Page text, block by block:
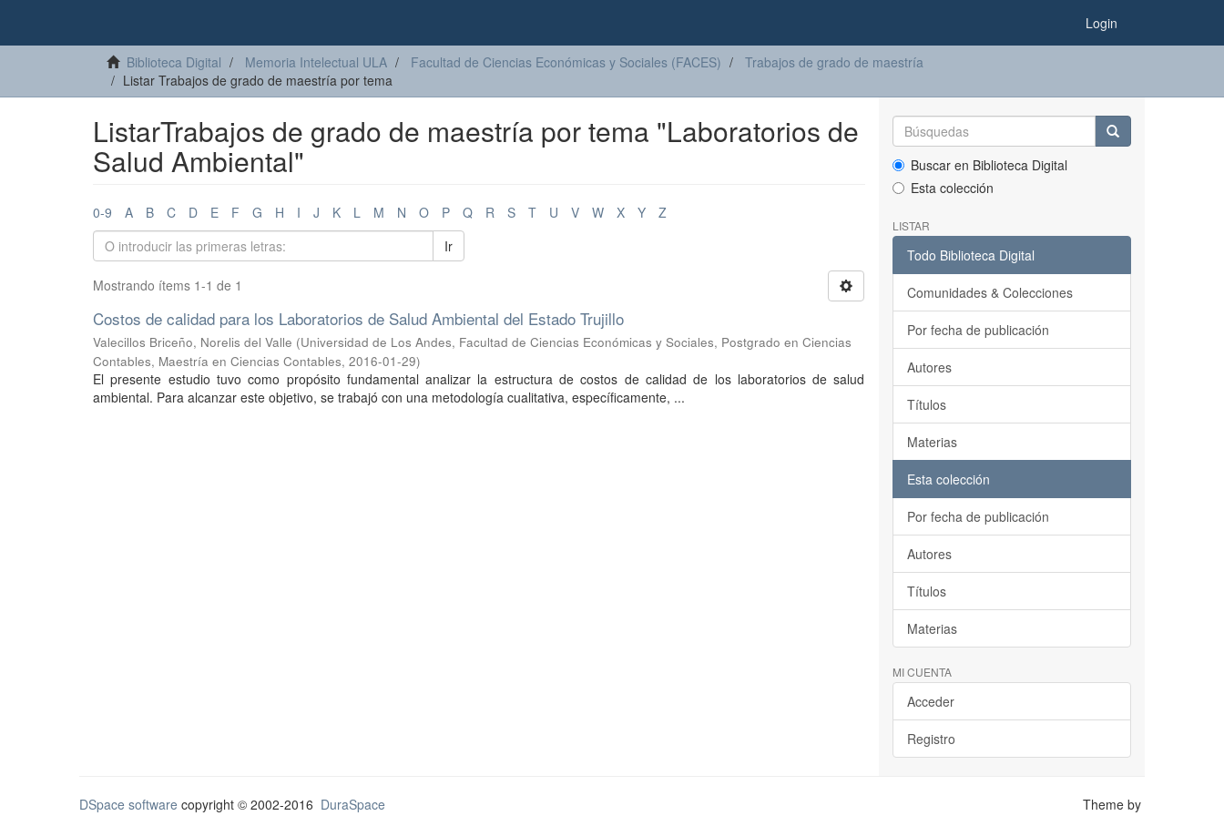
Login
Biblioteca Digital Memoria Intelectual ULA Facultad de Ciencias Económicas y Sociales (FACES)
Trabajos de grado de maestría
Listar Trabajos de grado de maestría por tema
ListarTrabajos de grado de maestría por tema "Laboratorios de
Salud Ambiental"
0-9 A B C D E F G H I J K L M N O P Q R S T U V W X Y
Z
Ir
Mostrando ítems 1-1 de 1
Costos de calidad para los Laboratorios de Salud Ambiental del Estado Trujillo
Valecillos Briceño, Norelis del Valle (Universidad de Los Andes, Facultad de Ciencias Económicas y Sociales, Postgrado en Ciencias
Contables, Maestría en Ciencias Contables, 2016-01-29)
El presente estudio tuvo como propósito fundamental analizar la estructura de costos de calidad de los laboratorios de salud
ambiental. Para alcanzar este objetivo, se trabajó con una metodología cualitativa, específicamente, ...
Buscar en Biblioteca Digital
Esta colección
LISTAR
Todo Biblioteca Digital
Comunidades & Colecciones
Por fecha de publicación
Autores
Títulos
Materias
Esta colección
Por fecha de publicación
Autores
Títulos
Materias
MI CUENTA
Acceder
Registro
DSpace software copyright © 2002-2016 DuraSpace
Theme by